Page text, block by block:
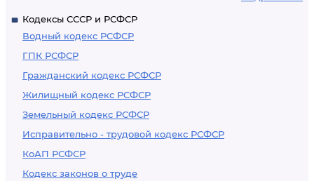
Кодексы СССР и РСФСР
Водный кодекс РСФСР
ГПК РСФСР
Гражданский кодекс РСФСР
Жилищный кодекс РСФСР
Земельный кодекс РСФСР
Исправительно - трудовой кодекс РСФСР
КоАП РСФСР
Кодекс законов о труде